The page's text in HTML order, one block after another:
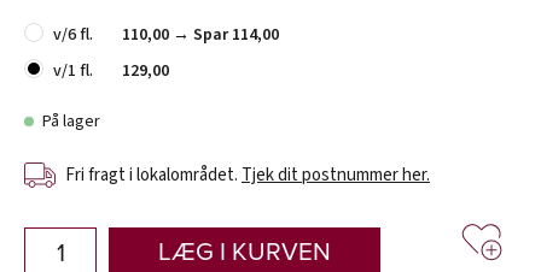
v/6 fl. 110,00 → Spar 114,00
v/1 fl.
129,00
På lager
Fri fragt i lokalområdet. Tjek dit postnummer her.
LÆG I KURVEN